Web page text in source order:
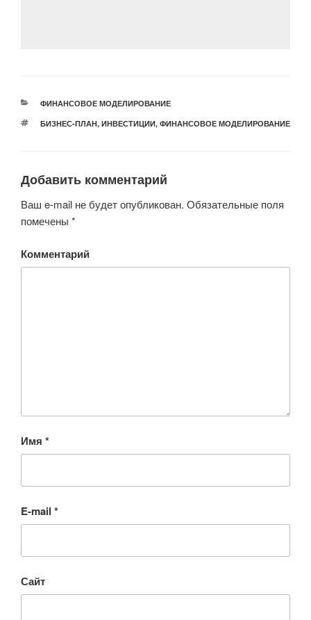
ki
РУБРИКИ
ФИНАНСОВОЕ МОДЕЛИРОВАНИЕ
МЕТКИ
БИЗНЕС-ПЛАН, ИНВЕСТИЦИИ, ФИНАНСОВОЕ МОДЕЛИРОВАНИЕ
Добавить комментарий
Ваш e-mail не будет опубликован. Обязательные поля
помечены *
Комментарий
Имя *
E-mail *
Сайт